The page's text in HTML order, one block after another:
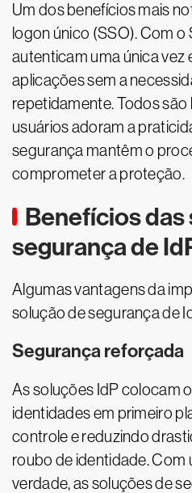
Um dos benefícios mais
logon único (SSO). Com o
autenticam uma única vez
aplicações sem a
repetidamente. Todos são
usuários adoram a
segurança mantêm o
comprometer a proteção.
Benefícios
segurança de
Algumas vantagens da
solução de segurança de
Segurança reforçada
As soluções IdP colocam
identidades em primeiro
controle e reduzindo
roubo de identidade. Com
verdade, as soluções de